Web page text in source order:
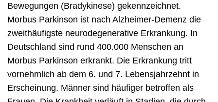
Bewegungen (Bradykinese) gekennzeichnet.
Morbus Parkinson ist nach Alzheimer-Demenz die
zweithäufigste neurodegenerative Erkrankung. In
Deutschland sind rund 400.000 Menschen an
Morbus Parkinson erkrankt. Die Erkrankung tritt
vornehmlich ab dem 6. und 7. Lebensjahrzehnt in
Erscheinung. Männer sind häufiger betroffen als